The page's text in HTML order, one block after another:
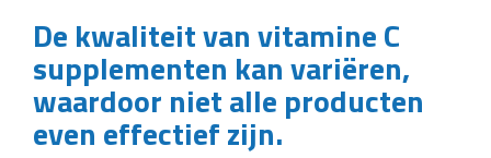
De kwaliteit van vitamine C
supplementen kan variëren,
waardoor niet alle producten
even effectief zijn.